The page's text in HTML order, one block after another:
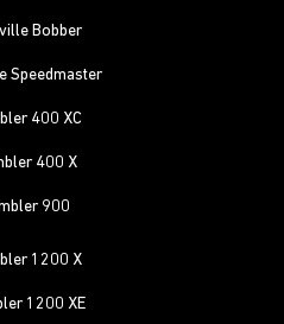
Bobber
Speedmaster
400 XC
400 X
900
1200 X
1200 XE